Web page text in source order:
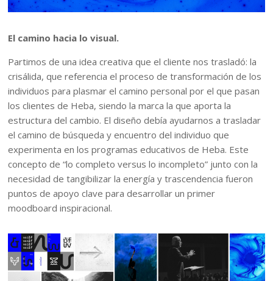
El camino hacia lo visual.
Partimos de una idea creativa que el cliente nos trasladó: la
crisálida, que referencia el proceso de transformación de los
individuos para plasmar el camino personal por el que pasan
los clientes de Heba, siendo la marca la que aporta la
estructura del cambio. El diseño debía ayudarnos a trasladar
el camino de búsqueda y encuentro del individuo que
experimenta en los programas educativos de Heba. Este
concepto de “lo completo versus lo incompleto” junto con la
necesidad de tangibilizar la energía y trascendencia fueron
puntos de apoyo clave para desarrollar un primer
moodboard inspiracional.